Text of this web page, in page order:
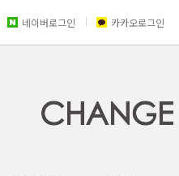
네이버로그인 카카오로그인